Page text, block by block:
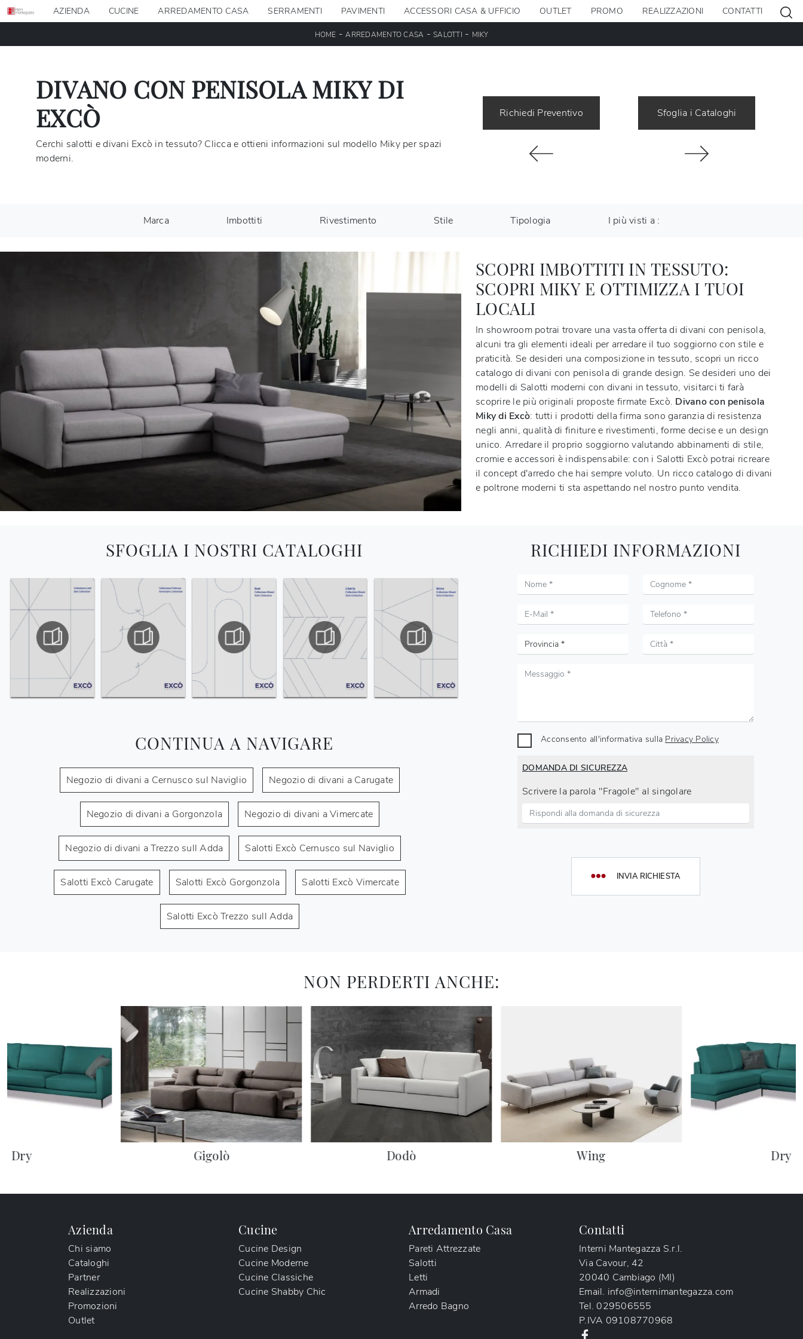
AZIENDA CUCINE ARREDAMENTO CASA SERRAMENTI PAVIMENTI ACCESSORI CASA & UFFICIO OUTLET PROMO REALIZZAZIONI CONTATTI
HOME -ARREDAMENTO CASA - SALOTTI - MIKY
DIVANO CON PENISOLA MIKY DI
EXCÒ
Cerchi salotti e divani Excò in tessuto? Clicca e ottieni informazioni sul modello Miky per spazi
moderni.
Richiedi Preventivo Sfoglia i Cataloghi
Marca Imbottiti Rivestimento Stile Tipologia I più visti a :
SCOPRI IMBOTTITI IN TESSUTO:
SCOPRI MIKY E OTTIMIZZA I TUOI
LOCALI
In showroom potrai trovare una vasta offerta di divani con penisola,
alcuni tra gli elementi ideali per arredare il tuo soggiorno con stile e
praticità. Se desideri una composizione in tessuto, scopri un ricco
catalogo di divani con penisola di grande design. Se desideri uno dei
modelli di Salotti moderni con divani in tessuto, visitarci ti farà
scoprire le più originali proposte firmate Excò. Divano con penisola
Miky di Excò: tutti i prodotti della firma sono garanzia di resistenza
negli anni, qualità di finiture e rivestimenti, forme decise e un design
unico. Arredare il proprio soggiorno valutando abbinamenti di stile,
cromie e accessori è indispensabile: con i Salotti Excò potrai ricreare
il concept d'arredo che hai sempre voluto. Un ricco catalogo di divani
e poltrone moderni ti sta aspettando nel nostro punto vendita.
SFOGLIA I NOSTRI CATALOGHI
CONTINUA A NAVIGARE
Negozio di divani a Cernusco sul Naviglio Negozio di divani a Carugate
Negozio di divani a Gorgonzola Negozio di divani a Vimercate
Negozio di divani a Trezzo sull Adda Salotti Excò Cernusco sul Naviglio
Salotti Excò Carugate Salotti Excò Gorgonzola Salotti Excò Vimercate
Salotti Excò Trezzo sull Adda
RICHIEDI INFORMAZIONI
Acconsento all'informativa sulla Privacy Policy
DOMANDA DI SICUREZZA
Scrivere la parola "Fragole" al singolare
INVIA RICHIESTA
NON PERDERTI ANCHE:
Dry Gigolò Dodò Wing Dry
Azienda
Chi siamo
Cataloghi
Partner
Realizzazioni
Promozioni
Outlet
Cucine
Cucine Design
Cucine Moderne
Cucine Classiche
Cucine Shabby Chic
Arredamento Casa
Pareti Attrezzate
Salotti
Letti
Armadi
Arredo Bagno
Contatti
Interni Mantegazza S.r.l.
Via Cavour, 42
20040 Cambiago (MI)
Email. info@internimantegazza.com
Tel. 029506555
P.IVA 09108770968